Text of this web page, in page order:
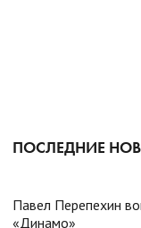
ПОСЛЕДНИЕ
Павел Перепехин
«Динамо»